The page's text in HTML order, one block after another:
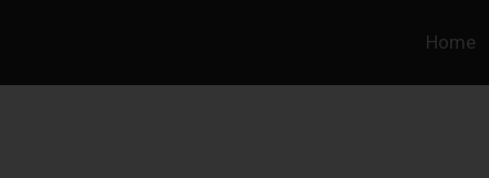
Home